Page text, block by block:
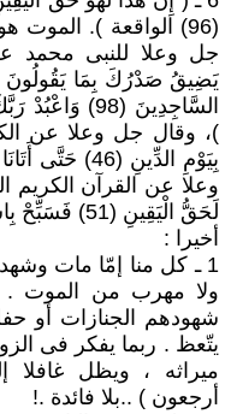
(96) الواقعة ).
جل وعلا للنبى محمد
)، وقال جل وعلا عن
وعلا عن القرآن الكريم
لَحَقُّ الْيَقِينِ (51) فَسَبِّحْ بِاسْمِ رَبِّكَ الْعَظِيمِ (52) الحاقة ).
أخيرا :
1 ـ كل منا إمّا مات
ولا مهرب من الموت .
شهودهم الجنازات أو
يتّعظ . ربما يفكر فى
ميراثه ، ويظل
أرجعون ) ..بلا فائدة .!